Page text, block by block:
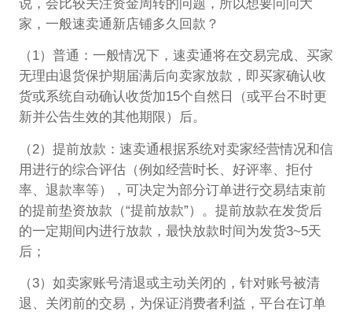
说，会比较关注资金周转的问题，所以想要问问大
家，一般速卖通新店铺多久回款？
（1）普通：一般情况下，速卖通将在交易完成、买家
无理由退货保护期届满后向卖家放款，即买家确认收
货或系统自动确认收货加15个自然日（或平台不时更
新并公告生效的其他期限）后。
（2）提前放款：速卖通根据系统对卖家经营情况和信
用进行的综合评估（例如经营时长、好评率、拒付
率、退款率等），可决定为部分订单进行交易结束前
的提前垫资放款（“提前放款”）。提前放款在发货后
的一定期间内进行放款，最快放款时间为发货3~5天
后；
（3）如卖家账号清退或主动关闭的，针对账号被清
退、关闭前的交易，为保证消费者利益，平台在订单